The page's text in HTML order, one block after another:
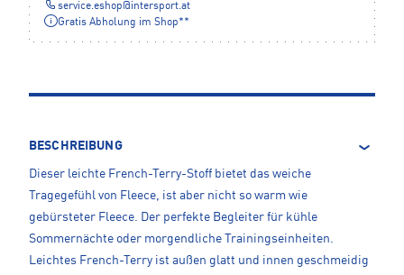
service.eshop@intersport.at
Gratis Abholung im Shop**
BESCHREIBUNG
Dieser leichte French-Terry-Stoff bietet das weiche
Tragegefühl von Fleece, ist aber nicht so warm wie
gebürsteter Fleece. Der perfekte Begleiter für kühle
Sommernächte oder morgendliche Trainingseinheiten.
Leichtes French-Terry ist außen glatt und innen geschmeidig